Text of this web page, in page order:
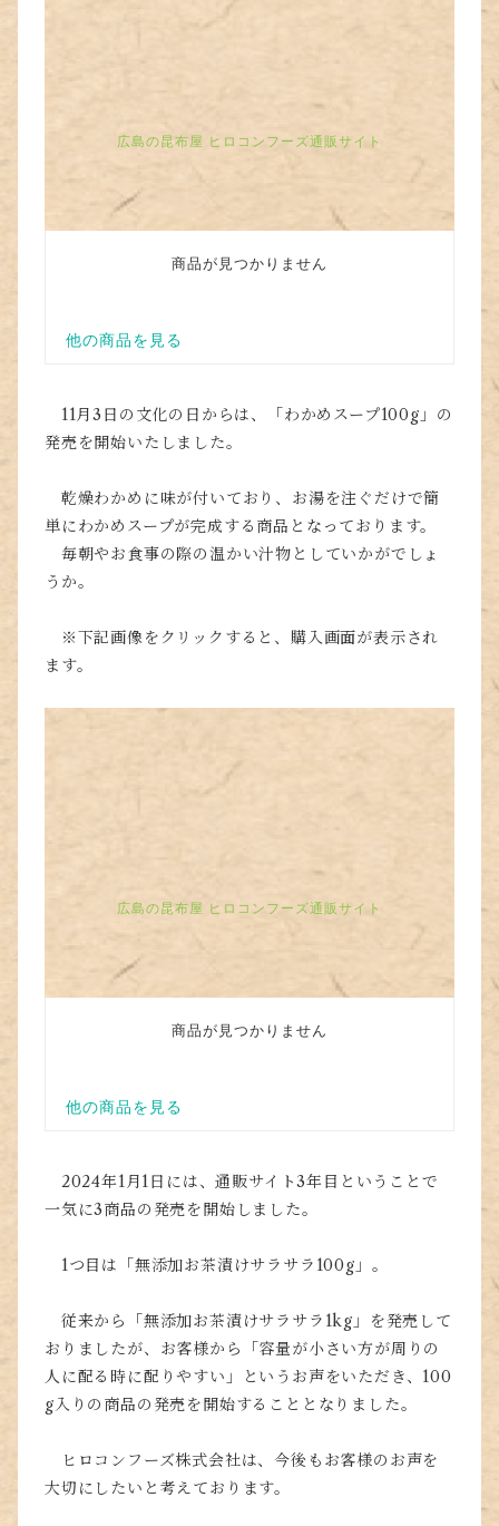
11月3日の文化の日からは、「わかめスープ100g」の
発売を開始いたしました。
乾燥わかめに味が付いており、お湯を注ぐだけで簡
単にわかめスープが完成する商品となっております。
毎朝やお食事の際の温かい汁物としていかがでしょ
うか。
※下記画像をクリックすると、購入画面が表示され
ます。
2024年1月1日には、通販サイト3年目ということで
一気に3商品の発売を開始しました。
1つ目は「無添加お茶漬けサラサラ100g」。
従来から「無添加お茶漬けサラサラ1kg」を発売して
おりましたが、お客様から「容量が小さい方が周りの
人に配る時に配りやすい」というお声をいただき、100
g入りの商品の発売を開始することとなりました。
ヒロコンフーズ株式会社は、今後もお客様のお声を
大切にしたいと考えております。